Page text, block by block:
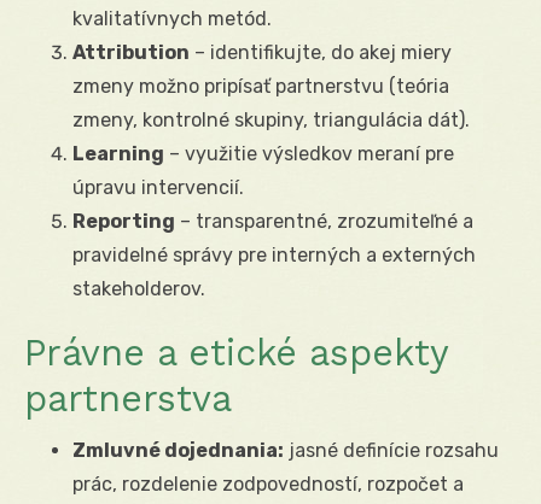
kvalitatívnych metód.
Attribution – identifikujte, do akej miery
zmeny možno pripísať partnerstvu (teória
zmeny, kontrolné skupiny, triangulácia dát).
Learning – využitie výsledkov meraní pre
úpravu intervencií.
Reporting – transparentné, zrozumiteľné a
pravidelné správy pre interných a externých
stakeholderov.
Právne a etické aspekty
partnerstva
Zmluvné dojednania: jasné definície rozsahu
prác, rozdelenie zodpovedností, rozpočet a